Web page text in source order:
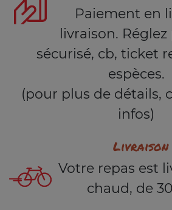
Paiement en
livraison.
sécurisé, cb, ticket
espèces.
(pour plus de détails,
infos)
Livraison
Votre repas est
chaud, de